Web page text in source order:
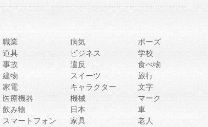
職業 病気
ポーズ
道具 ビジネス
学校
事故 違反
食べ物
建物 スイーツ
旅行
家電 キャラクター
文字
医療機器 機械
マーク
飲み物 日本
車
スマートフォン 家具
老人